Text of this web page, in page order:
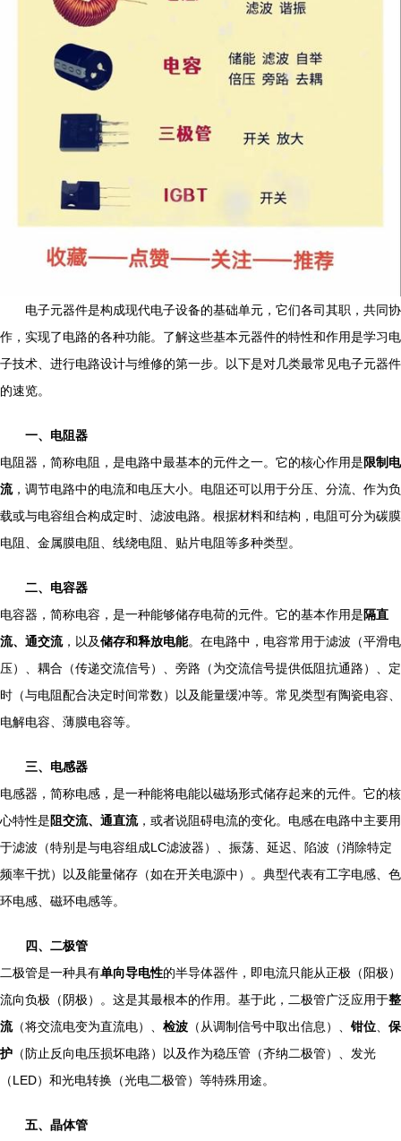
电子元器件是构成现代电子设备的基础单元，它们各司其职，共同协
作，实现了电路的各种功能。了解这些基本元器件的特性和作用是学习电
子技术、进行电路设计与维修的第一步。以下是对几类最常见电子元器件
的速览。
一、电阻器
电阻器，简称电阻，是电路中最基本的元件之一。它的核心作用是限制电
流，调节电路中的电流和电压大小。电阻还可以用于分压、分流、作为负
载或与电容组合构成定时、滤波电路。根据材料和结构，电阻可分为碳膜
电阻、金属膜电阻、线绕电阻、贴片电阻等多种类型。
二、电容器
电容器，简称电容，是一种能够储存电荷的元件。它的基本作用是隔直
流、通交流，以及储存和释放电能。在电路中，电容常用于滤波（平滑电
压）、耦合（传递交流信号）、旁路（为交流信号提供低阻抗通路）、定
时（与电阻配合决定时间常数）以及能量缓冲等。常见类型有陶瓷电容、
电解电容、薄膜电容等。
三、电感器
电感器，简称电感，是一种能将电能以磁场形式储存起来的元件。它的核
心特性是阻交流、通直流，或者说阻碍电流的变化。电感在电路中主要用
于滤波（特别是与电容组成LC滤波器）、振荡、延迟、陷波（消除特定
频率干扰）以及能量储存（如在开关电源中）。典型代表有工字电感、色
环电感、磁环电感等。
四、二极管
二极管是一种具有单向导电性的半导体器件，即电流只能从正极（阳极）
流向负极（阴极）。这是其最根本的作用。基于此，二极管广泛应用于整
流（将交流电变为直流电）、 检波 （从调制信号中取出信息）、 钳位
保
护 （防止反向电压损坏电路）以及作为稳压管（齐纳二极管）、发光
（LED）和光电转换（光电二极管）等特殊用途。
五、晶体管